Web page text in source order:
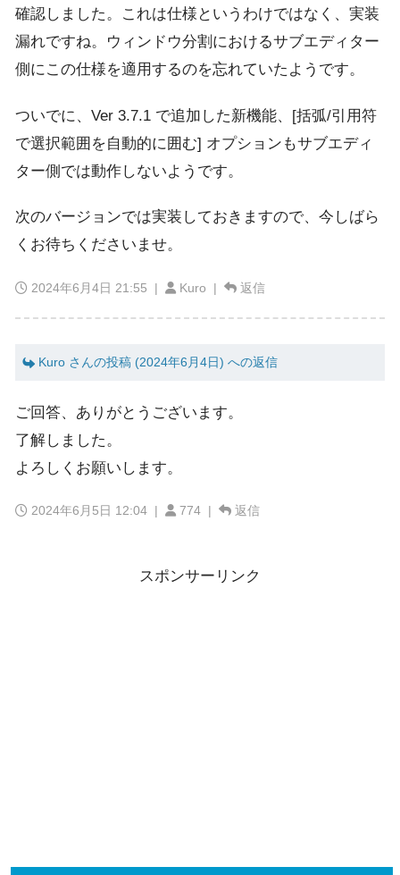
確認しました。これは仕様というわけではなく、実装
漏れですね。ウィンドウ分割におけるサブエディター
側にこの仕様を適用するのを忘れていたようです。
ついでに、Ver 3.7.1 で追加した新機能、[括弧/引用符
で選択範囲を自動的に囲む] オプションもサブエディ
ター側では動作しないようです。
次のバージョンでは実装しておきますので、今しばら
くお待ちくださいませ。
2024年6月4日 21:55 | Kuro | 返信
Kuro さんの投稿 (2024年6月4日) への返信
ご回答、ありがとうございます。
了解しました。
よろしくお願いします。
2024年6月5日 12:04 | 774 | 返信
スポンサーリンク